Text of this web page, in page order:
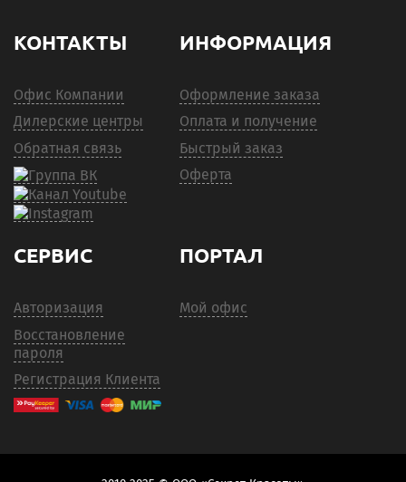
КОНТАКТЫ
Офис Компании
Дилерские центры
Обратная связь
ИНФОРМАЦИЯ
Оформление заказа
Оплата и получение
Быстрый заказ
Оферта
СЕРВИС
Авторизация
Восстановление
пароля
Регистрация Клиента
ПОРТАЛ
Мой офис